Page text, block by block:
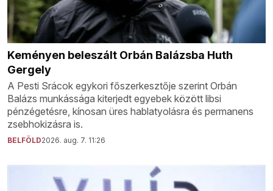
Keményen beleszált Orbán Balázsba Huth
Gergely
A Pesti Srácok egykori főszerkesztője szerint Orbán
Balázs munkássága kiterjedt egyebek között libsi
pénzégetésre, kínosan üres hablatyolásra és permanens
zsebhokizásra is.
BELFÖLD2026. aug. 7. 11:26